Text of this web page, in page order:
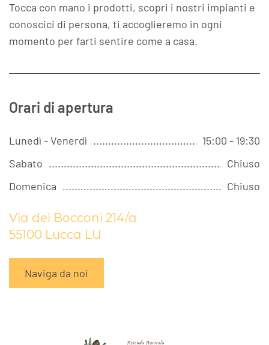
Tocca con mano i prodotti, scopri i nostri impianti e
conoscici di persona, ti accoglieremo in ogni
momento per farti sentire come a casa.
Orari di apertura
Lunedì - Venerdì
15:00 - 19:30
Sabato
Chiuso
Domenica
Chiuso
Via dei Bocconi 214/a
55100 Lucca LU
Naviga da noi